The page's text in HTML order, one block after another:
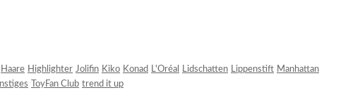
Haare Highlighter Jolifin Kiko Konad L'Oréal Lidschatten Lippenstift Manhattan
ToyFan Club trend it up